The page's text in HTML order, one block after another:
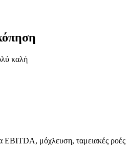
καλή
EBITDA, μόχλευση, ταμειακές ροές